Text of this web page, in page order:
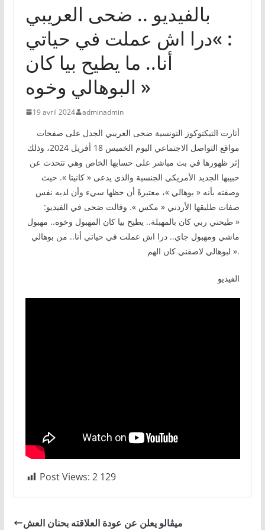
بالفيديو .. ضحى العريبي
: »درا اش عملت في حياتي
أنا.. ما يطيح بيا كان
البوهالي وخوه »
19 avril 2024 adminadmin
أثارت التيكتوكوز التونسية ضحى العريبي الجدل على صفحات
مواقع التواصل الاجتماعي اليوم الخميس 18 أفريل 2024، وذلك
إثر ظهورها في بث مباشر على حسابها الخاص وهي تتحدث عن
حبيبها الجديد الأمريكي الجنسية والذي يدعى « كانيتا ». حيث
وصفته بأنه « بوهالي »، معتبرةً أن حظها سيء وأن لديه نفس
صفات طليقها الأردني « مكس ». وقالت ضحى في الفيديو:
« طيحني ربي كان بالمهبلة.. يطيح بيا كان المهبول وخوه.. مهبول
ماشي ومهبول جاي.. درا اش عملت في حياتي أنا.. من بوهالي
لبوهالي لاصقني كان الهم ».
الفيديو
Post Views: 2 129
ميڨالو يعلن عن عودة العلاقته بحنان العش